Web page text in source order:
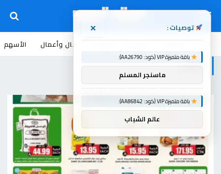
اخبار أسواق عروض منوعات مال وأعمال الأسهم
للتوفير
توصيات : ×
باقة متميزة VIP (كود: AA26790):
ماسنجر المسلم
باقة متميزة VIP (كود: AA86842):
عالم الشباب